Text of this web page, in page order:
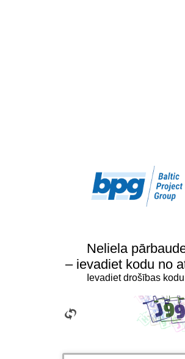
Neliela
– ievadiet kodu no
Ievadiet drošības